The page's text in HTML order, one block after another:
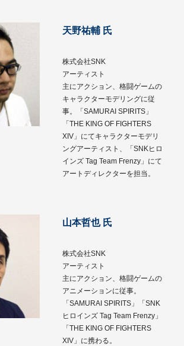
天野祐輔 氏
株式会社SNK
アーティスト
主にアクション、格闘ゲームの
キャラクターモデリングに従
事。「SAMURAI SPIRITS」
「THE KING OF FIGHTERS
XIV」にてキャラクターモデリ
ングアーティスト、「SNKヒロ
インズ Tag Team Frenzy」にて
アートディレクターを担当。
山本哲也 氏
株式会社SNK
アーティスト
主にアクション、格闘ゲームの
アニメーションに従事。
「SAMURAI SPIRITS」「SNK
ヒロインズ Tag Team Frenzy」
「THE KING OF FIGHTERS
XIV」に携わる。